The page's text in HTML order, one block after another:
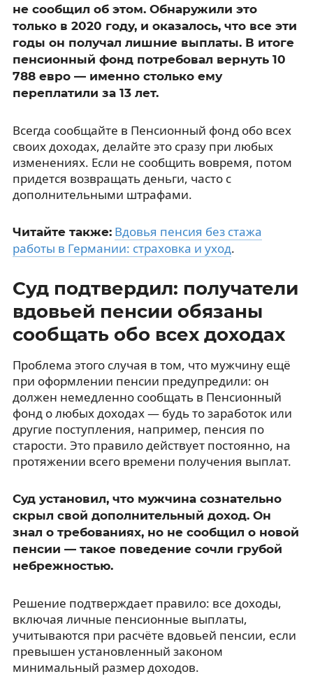
не сообщил об этом. Обнаружили это
только в 2020 году, и оказалось, что все эти
годы он получал лишние выплаты. В итоге
пенсионный фонд потребовал вернуть 10
788 евро — именно столько ему
переплатили за 13 лет.
Всегда сообщайте в Пенсионный фонд обо всех
своих доходах, делайте это сразу при любых
изменениях. Если не сообщить вовремя, потом
придется возвращать деньги, часто с
дополнительными штрафами.
Читайте также: Вдовья пенсия без стажа
работы в Германии: страховка и уход.
Суд подтвердил: получатели
вдовьей пенсии обязаны
сообщать обо всех доходах
Проблема этого случая в том, что мужчину ещё
при оформлении пенсии предупредили: он
должен немедленно сообщать в Пенсионный
фонд о любых доходах — будь то заработок или
другие поступления, например, пенсия по
старости. Это правило действует постоянно, на
протяжении всего времени получения выплат.
Суд установил, что мужчина сознательно
скрыл свой дополнительный доход. Он
знал о требованиях, но не сообщил о новой
пенсии — такое поведение сочли грубой
небрежностью.
Решение подтверждает правило: все доходы,
включая личные пенсионные выплаты,
учитываются при расчёте вдовьей пенсии, если
превышен установленный законом
минимальный размер доходов.